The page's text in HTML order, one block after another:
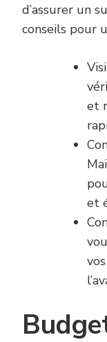
d’assurer un
conseils pour
et
et